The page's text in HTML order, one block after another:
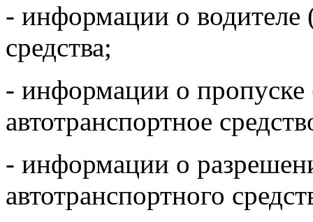
- информации о водителе
средства;
- информации о пропуске
автотранспортное
- информации о
автотранспортного